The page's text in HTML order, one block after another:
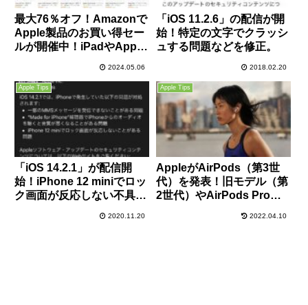
最大76％オフ！Amazonで
Apple製品のお買い得セー
ルが開催中！iPadやApple
2024.05.06
「iOS 11.2.6」の配信が開
始！特定の文字でクラッシ
ュする問題などを修正。
2018.02.20
Apple Tips
「iOS 14.2.1」が配信開
始！iPhone 12 miniでロッ
ク画面が反応しない不具合
できない問題などが修正の
2020.11.20
Apple Tips
AppleがAirPods（第3世
代）を発表！旧モデル（第
2世代）やAirPods Proと
2022.04.10